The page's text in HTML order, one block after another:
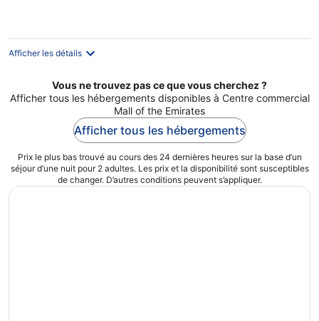
Afficher les détails
Vous ne trouvez pas ce que vous cherchez ?
Afficher tous les hébergements disponibles à Centre commercial
Mall of the Emirates
Afficher tous les hébergements
Prix le plus bas trouvé au cours des 24 dernières heures sur la base d’un
séjour d’une nuit pour 2 adultes. Les prix et la disponibilité sont susceptibles
de changer. D’autres conditions peuvent s’appliquer.